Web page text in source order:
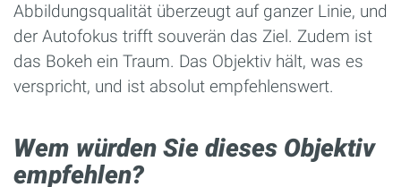
Abbildungsqualität überzeugt auf ganzer Linie, und
der Autofokus trifft souverän das Ziel. Zudem ist
das Bokeh ein Traum. Das Objektiv hält, was es
verspricht, und ist absolut empfehlenswert.
Wem würden Sie dieses Objektiv
empfehlen?